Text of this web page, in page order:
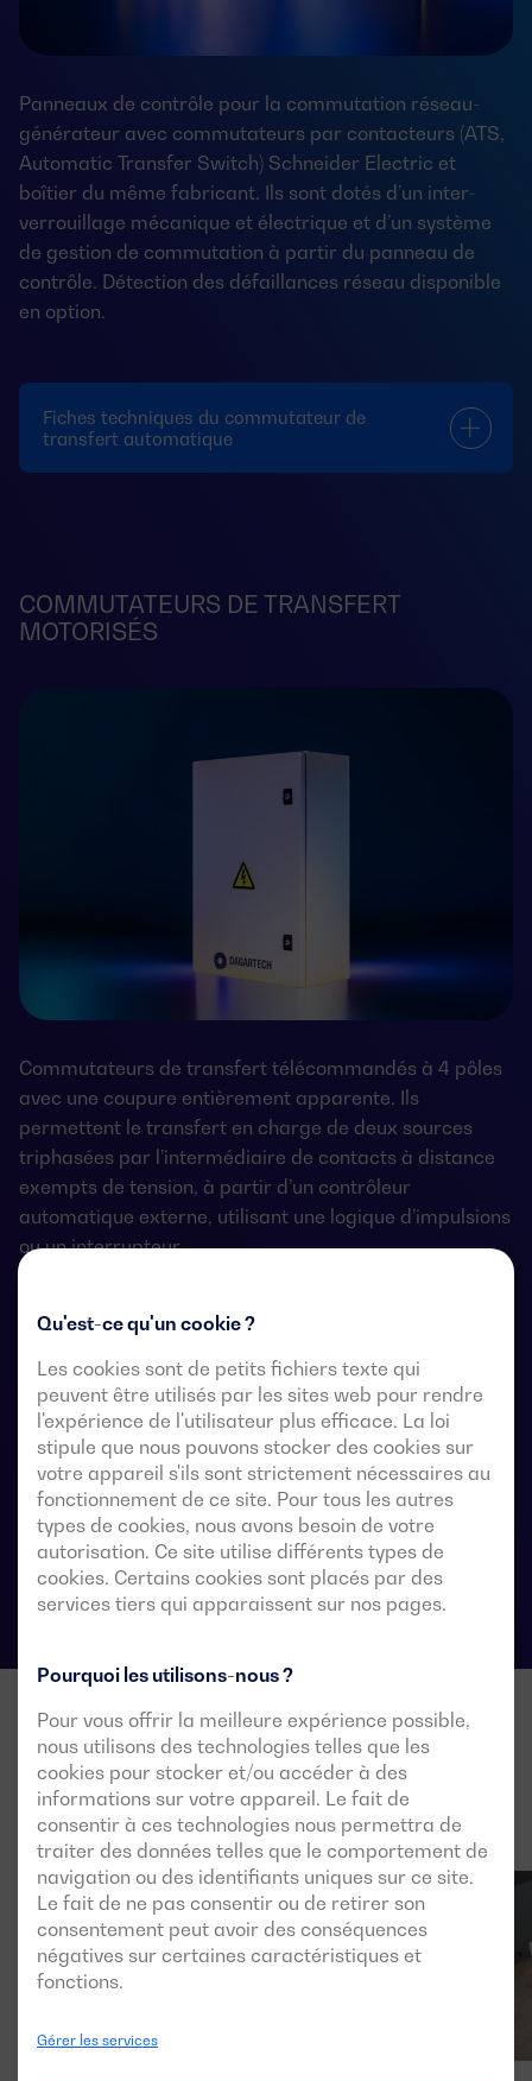
Qu'est-ce qu'un cookie ?
Les cookies sont de petits fichiers texte qui
peuvent être utilisés par les sites web pour rendre
l'expérience de l'utilisateur plus efficace. La loi
stipule que nous pouvons stocker des cookies sur
votre appareil s'ils sont strictement nécessaires au
fonctionnement de ce site. Pour tous les autres
types de cookies, nous avons besoin de votre
autorisation. Ce site utilise différents types de
cookies. Certains cookies sont placés par des
services tiers qui apparaissent sur nos pages.
Pourquoi les utilisons-nous ?
Pour vous offrir la meilleure expérience possible,
nous utilisons des technologies telles que les
cookies pour stocker et/ou accéder à des
informations sur votre appareil. Le fait de
consentir à ces technologies nous permettra de
traiter des données telles que le comportement de
navigation ou des identifiants uniques sur ce site.
Le fait de ne pas consentir ou de retirer son
consentement peut avoir des conséquences
négatives sur certaines caractéristiques et
fonctions.
Gérer les services
Panneaux de contrôle pour la commutation réseau-
générateur avec commutateurs par contacteurs (ATS,
Automatic Transfer Switch) Schneider Electric et
boîtier du même fabricant. Ils sont dotés d’un inter-
verrouillage mécanique et électrique et d’un système
de gestion de commutation à partir du panneau de
contrôle. Détection des défaillances réseau disponible
en option.
Fiches techniques du commutateur de
transfert automatique
COMMUTATEURS DE TRANSFERT
MOTORISÉS
Commutateurs de transfert télécommandés à 4 pôles
avec une coupure entièrement apparente. Ils
permettent le transfert en charge de deux sources
triphasées par l’intermédiaire de contacts à distance
exempts de tension, à partir d’un contrôleur
automatique externe, utilisant une logique d’impulsions
ou un interrupteur.
d’alimentation à basse tension où une interruption de
l’alimentation de la charge est acceptable pendant le
transfert.
Fiches techniques du commutateur de
transfert automatique